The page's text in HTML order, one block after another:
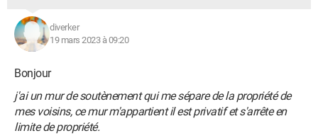
diverker
19 mars 2023 à 09:20
Bonjour
j'ai un mur de soutènement qui me sépare de la propriété de
mes voisins, ce mur m'appartient il est privatif et s'arrête en
limite de propriété.